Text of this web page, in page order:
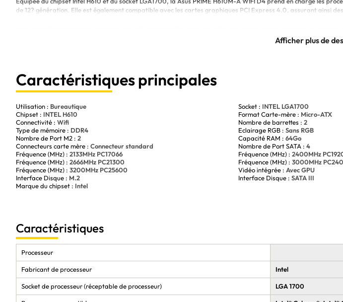
de 12? génération. Elle est également compatible avec les cartes graphiques PCI Express 4.0, assurant ainsi
Avantages de l’Asus PRIME H610M-A WIFI D4 :
Carte mère mATX idéale pour les configurations de bureau
Support des cartes graphiques PCI Express 4.0
Fiabilité et stabilité pour un usage quotidien ou professionnel
Facilité d'installation et connectivité Wi-Fi intégrée
bureautique ou multimédia, elle combine performance, compatibilité et fiabilité. Faites le bon choix pour votre
configuration PC et profitez d’une carte mère de dernière génération, facile à installer et à faire évoluer.
Caractéristiques principales
Utilisation : Bureautique Socket : INTEL LGA1700
Chipset : INTEL H610 Format Carte-mère : Micro-ATX
Connectivité : Wifi Nombre de barrettes : 2
Type de mémoire : DDR4 Eclairage RGB : Sans RGB
Nombre de Port M2 : 2 Capacité RAM : 64Go
Connecteurs carte mère : Connecteur standard Nombre de Port SATA : 4
Fréquence (MHz) : 2133MHz PC17066 Fréquence (MHz) : 2400MHz
Fréquence (MHz) : 2666MHz PC21300 Fréquence (MHz) : 3000MHz
Fréquence (MHz) : 3200MHz PC25600 Vidéo intégrée : Avec GPU
Interface Disque : M.2 Interface Disque : SATA III
Marque du chipset : Intel
Caractéristiques
Processeur
Fabricant de processeur Intel
Socket de processeur (réceptable de processeur) LGA 1700